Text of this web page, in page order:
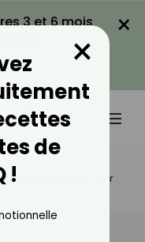
3 et 6 mois
×
Efficace Ignoré Pour
de
!
×